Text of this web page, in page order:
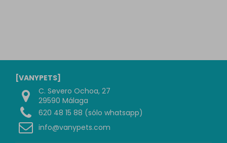
[VANYPETS]
C. Severo Ochoa, 27
29590 Málaga
620 48 15 88 (sólo whatsapp)
info@vanypets.com